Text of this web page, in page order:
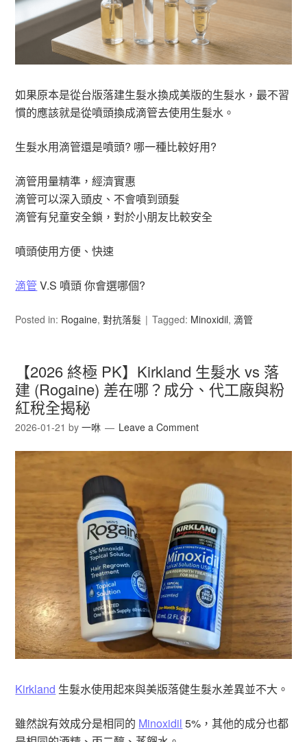
如果原本是從台版落建生髮水換成美版的生髮水，最不習
慣的應該就是從噴頭換成滴管去使用生髮水。
生髮水用滴管還是噴頭? 哪一種比較好用?
滴管用量精準，經濟實惠
滴管可以深入頭皮、不會噴到頭髮
滴管有兒童安全鎖，對於小朋友比較安全
噴頭使用方便、快速
滴管V.S 噴頭 你會選哪個?
Posted in: Rogaine,對抗落髮 Tagged: Minoxidil,滴管
【2026 終極 PK】Kirkland 生髮水 vs 落
建 (Rogaine) 差在哪？成分、代工廠與粉
紅稅全揭秘
2026-01-21 by一咻 Leave a Comment
Kirkland 生髮水使用起來與美版落健生髮水差異並不大。
雖然說有效成分是相同的 Minoxidil 5%，其他的成分也都